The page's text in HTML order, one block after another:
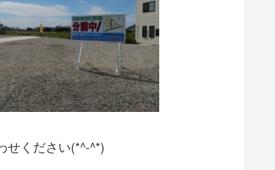
せください(*^-^*)